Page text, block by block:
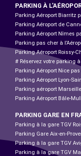
PARKING À
Parking Aéroport Biarritz
Parking Aéroport de
Parking Aéroport Nîmes
Parking pas cher à
Parking Aéroport Roissy-
# Réservez votre parking
Parking Aéroport Nice
Parking Aéroport Lyon-
Parking aéroport
Parking Aéroport Bâle-
PARKING GARE EN
Parking à la gare TGV
Parking Gare Aix-en-
Parking à la gare TGV
Parking à la gare TGV